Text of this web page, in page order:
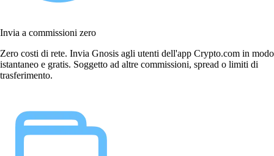
Invia a commissioni zero
Zero costi di rete. Invia Gnosis agli utenti dell'app Crypto.com in modo
istantaneo e gratis. Soggetto ad altre commissioni, spread o limiti di
trasferimento.